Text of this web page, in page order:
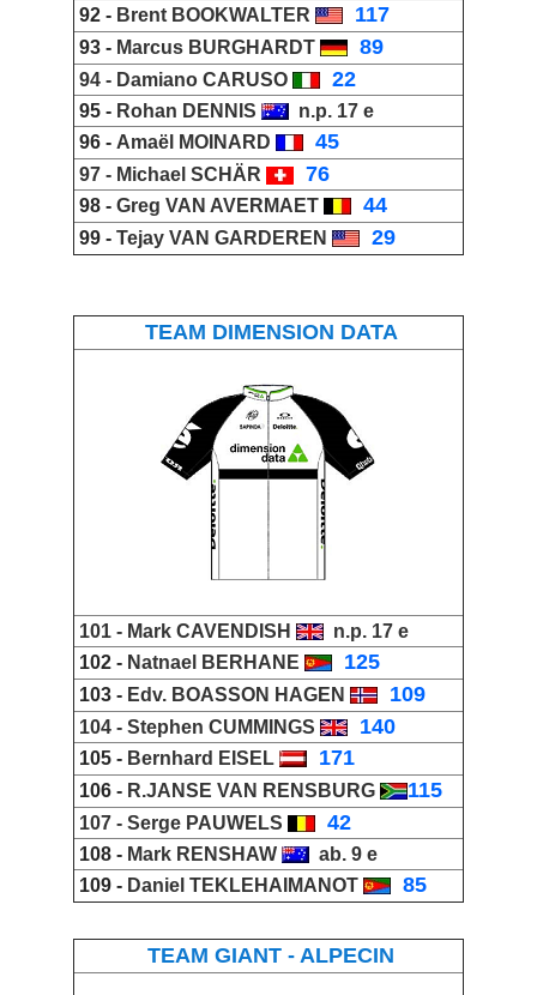
92 - Brent BOOKWALTER 117
93 - Marcus BURGHARDT 89
94 - Damiano CARUSO 22
95 - Rohan DENNIS
n.p. 17 e
96 - Amaël MOINARD 45
97 - Michael SCHÄR 76
98 - Greg VAN AVERMAET 44
99 - Tejay VAN GARDEREN 29
TEAM DIMENSION DATA
101 - Mark CAVENDISH
n.p. 17 e
102 - Natnael BERHANE 125
103 - Edv. BOASSON HAGEN 109
104 - Stephen CUMMINGS 140
105 - Bernhard EISEL 171
106 - R.JANSE VAN RENSBURG 115
107 - Serge PAUWELS 42
108 - Mark RENSHAW
ab. 9 e
109 - Daniel TEKLEHAIMANOT 85
TEAM GIANT - ALPECIN